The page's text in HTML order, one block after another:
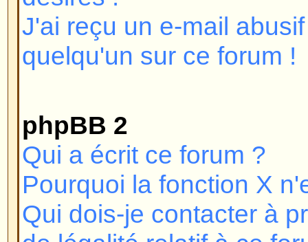
webmestre ou l'administrateur
découvrir la raison. Si vous
vous n'êtes pas banni et que
d'utilisateur et mot de passe.
que vient le problème, si cela
pas, contactez l'administrateur
le forum ait été mal configuré.
Revenir en haut